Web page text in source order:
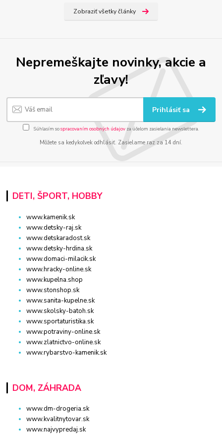
Zobraziť všetky články
Nepremeškajte novinky, akcie a
zľavy!
Prihlásiť sa
Súhlasím sospracovaním osobných údajov za účelom zasielania newslettera.
Môžete sa kedykoľvek odhlásiť. Zasielame raz za 14 dní.
DETI, ŠPORT, HOBBY
www.kamenik.sk
www.detsky-raj.sk
www.detskaradost.sk
www.detsky-hrdina.sk
www.domaci-milacik.sk
www.hracky-online.sk
www.kupelna.shop
www.stonshop.sk
www.sanita-kupelne.sk
www.skolsky-batoh.sk
www.sportaturistika.sk
www.potraviny-online.sk
www.zlatnictvo-online.sk
www.rybarstvo-kamenik.sk
DOM, ZÁHRADA
www.dm-drogeria.sk
www.kvalitnytovar.sk
www.najvypredaj.sk